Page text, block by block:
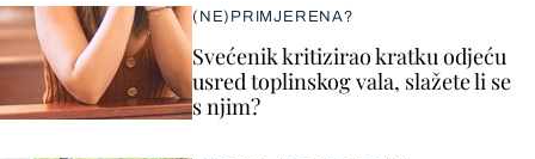
(NE)PRIMJERENA?
Svećenik kritizirao kratku odjeću
usred toplinskog vala, slažete li se
s njim?